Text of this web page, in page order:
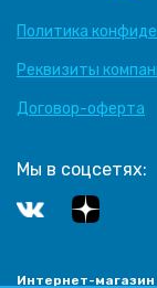
Политика
Реквизиты
Договор-оферта
Мы в соцсетях:
Интернет-